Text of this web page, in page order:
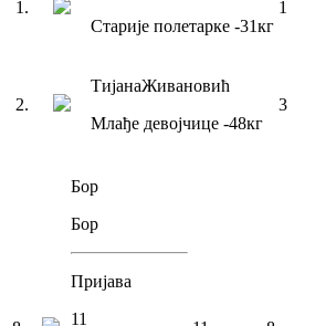
1 .
Старије полетарке -31кг
1
2.
ТијанаЖивановић
Млађе девојчице -48кг
3
Бор
Бор
Пријава
11